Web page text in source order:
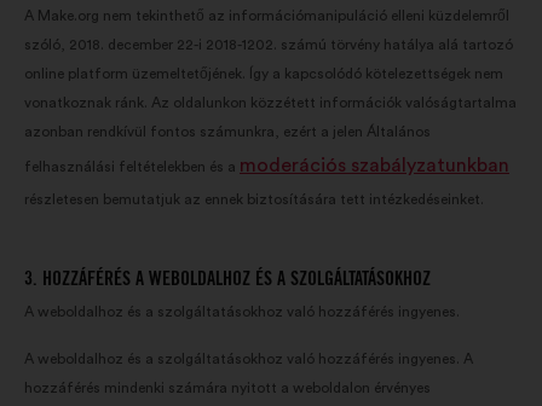
A Make.org nem tekinthető az információmanipuláció elleni küzdelemről
szóló, 2018. december 22-i 2018-1202. számú törvény hatálya alá tartozó
online platform üzemeltetőjének. Így a kapcsolódó kötelezettségek nem
vonatkoznak ránk. Az oldalunkon közzétett információk valóságtartalma
azonban rendkívül fontos számunkra, ezért a jelen Általános
felhasználási feltételekben és a moderációs szabályzatunkban
részletesen bemutatjuk az ennek biztosítására tett intézkedéseinket.
3. HOZZÁFÉRÉS A WEBOLDALHOZ ÉS A SZOLGÁLTATÁSOKHOZ
A weboldalhoz és a szolgáltatásokhoz való hozzáférés ingyenes.
A weboldalhoz és a szolgáltatásokhoz való hozzáférés ingyenes. A
hozzáférés mindenki számára nyitott a weboldalon érvényes